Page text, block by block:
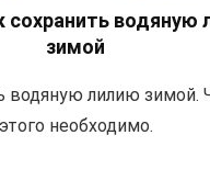
сохранить водяную
зимой
водяную лилию зимой.
этого необходимо.